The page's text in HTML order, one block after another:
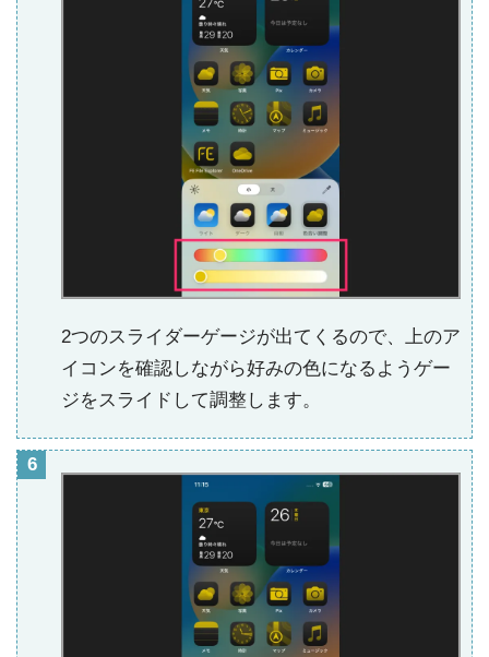
2つのスライダーゲージが出てくるので、上のア
イコンを確認しながら好みの色になるようゲー
ジをスライドして調整します。